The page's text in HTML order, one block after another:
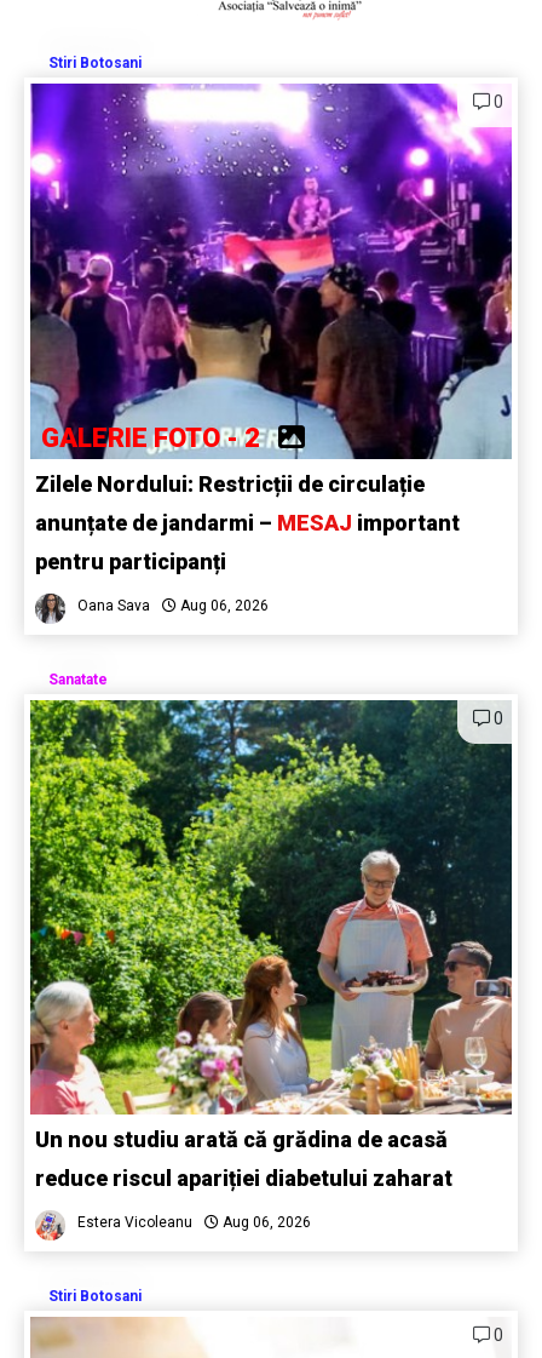
Stiri Botosani
0
GALERIE FOTO - 2
Zilele Nordului: Restricții de circulație
anunțate de jandarmi – MESAJ important
pentru participanți
Oana Sava Aug 06, 2026
Sanatate
0
Un nou studiu arată că grădina de acasă
reduce riscul apariției diabetului zaharat
Estera Vicoleanu Aug 06, 2026
Stiri Botosani
0